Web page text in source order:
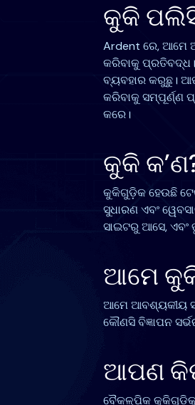
କୁକି
Ardent ରେ,
କରିବାକୁ
ବ୍ୟବହାର କରୁଛୁ।
କରିବାକୁ ସମ୍ପୂର୍ଣ୍ଣ
କରେ।
କୁକି
କୁକିଗୁଡ଼ିକ ହେଉଛି
ସୁଧାରଣ ଏବଂ
ସାଇଟରୁ ଆସେ, ଏବଂ
ଆମେ
ଆମେ ଆବଶ୍ୟକୀୟ
କୌଣସି ବିଜ୍ଞାପନ
ଆପଣ
ବୈକଳ୍ପିକ କୁକିଗୁଡ଼ିକୁ